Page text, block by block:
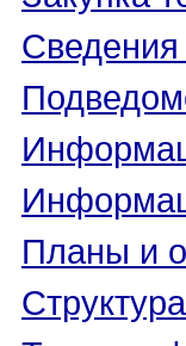
Сведения
Планы и